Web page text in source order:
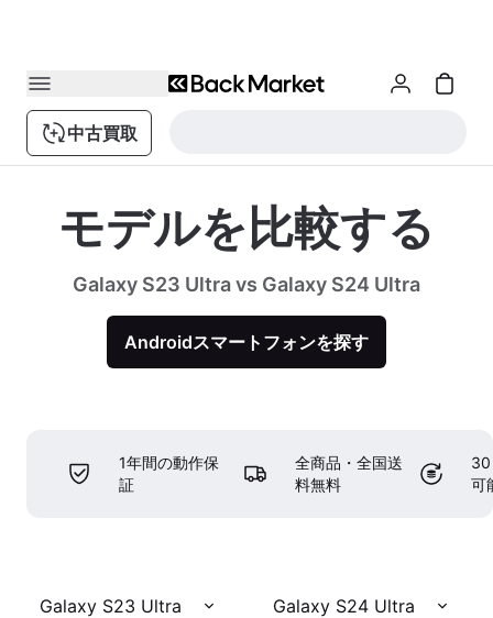
中古買取
モデルを比較する
Galaxy S23 Ultra vs Galaxy S24 Ultra
Androidスマートフォンを探す
1年間の動作保
証
全商品・全国送
料無料
30
可
Galaxy S23 Ultra Galaxy S24 Ultra